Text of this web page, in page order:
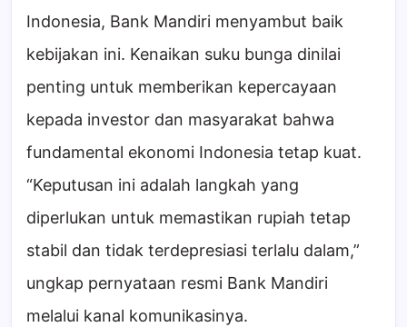
Indonesia, Bank Mandiri menyambut baik
kebijakan ini. Kenaikan suku bunga dinilai
penting untuk memberikan kepercayaan
kepada investor dan masyarakat bahwa
fundamental ekonomi Indonesia tetap kuat.
“Keputusan ini adalah langkah yang
diperlukan untuk memastikan rupiah tetap
stabil dan tidak terdepresiasi terlalu dalam,”
ungkap pernyataan resmi Bank Mandiri
melalui kanal komunikasinya.